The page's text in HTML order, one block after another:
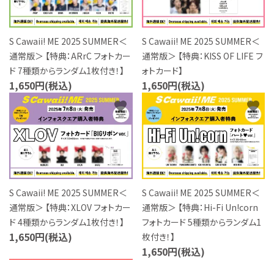
プライバシーポリシー
特定商取引法について
お問い合わせ
S Cawaii! ME 2025 SUMMER＜
通常版＞ 【特典：ARrC フォトカー
ド 7種類からランダム1枚付き！】
1,650円(税込)
S Cawaii! ME 2025 SUMMER＜
通常版＞ 【特典：KISS OF LIFE フ
ォトカード】
1,650円(税込)
S Cawaii! ME 2025 SUMMER＜
通常版＞ 【特典：XLOV フォトカー
ド 4種類からランダム1枚付き！】
1,650円(税込)
favorite
S Cawaii! ME 2025 SUMMER＜
通常版＞ 【特典：Hi-Fi Un!corn
フォトカード 5種類からランダム1
枚付き！】
1,650円(税込)
favorite